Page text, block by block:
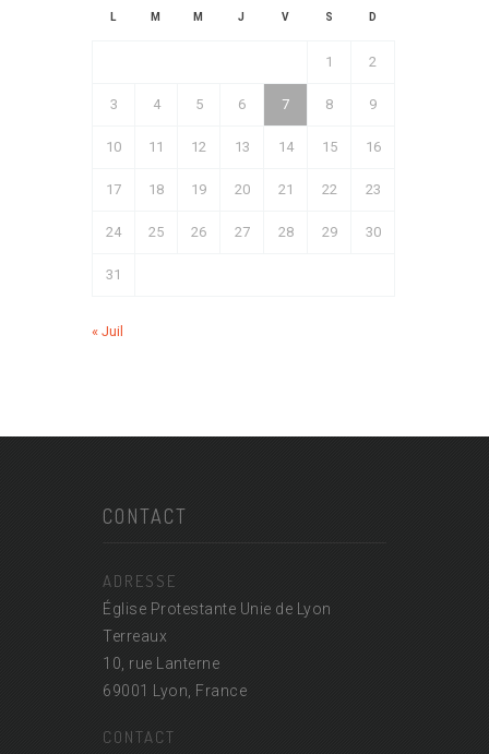
L M M J V S D
1 2
3 4 5 6 7 8 9
10 11 12 13 14 15 16
17 18 19 20 21 22 23
24 25 26 27 28 29 30
31
« Juil
CONTACT
ADRESSE
Église Protestante Unie de Lyon
Terreaux
10, rue Lanterne
69001 Lyon, France
CONTACT